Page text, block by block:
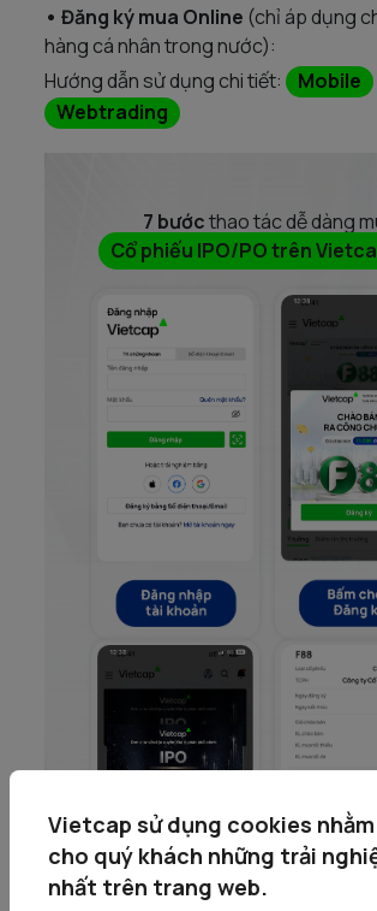
• Đăng ký mua Online (chỉ áp dụng
hàng cá nhân trong nước):
Hướng dẫn sử dụng chi tiết:
Mobile
Webtrading
7 bướcthao tác dễ dàng
Cổ phiếu IPO/PO trên
Vietcap sử dụng cookies
cho quý khách những trải
nhất trên trang web.